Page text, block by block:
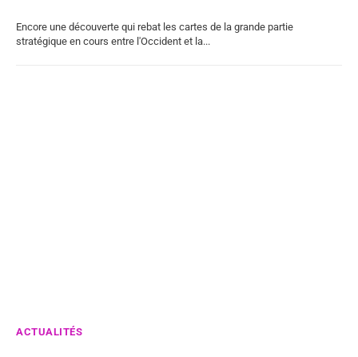
Encore une découverte qui rebat les cartes de la grande partie
stratégique en cours entre l'Occident et la...
ACTUALITÉS